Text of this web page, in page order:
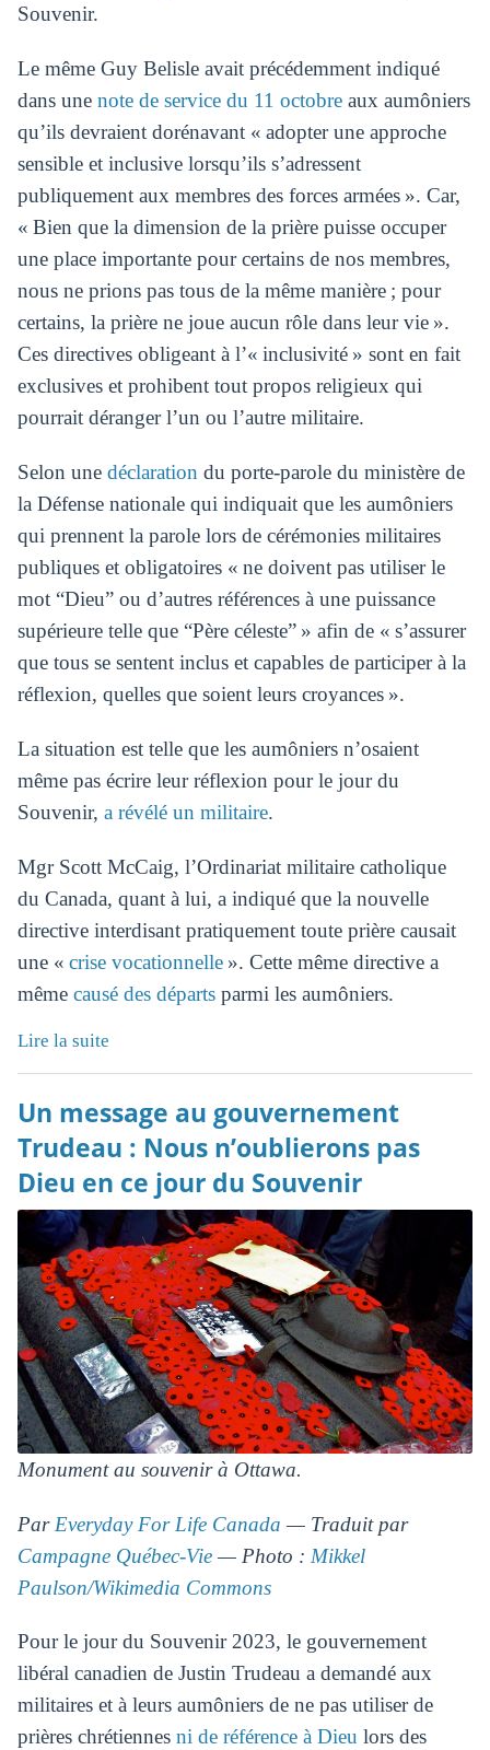
Souvenir.
Le même Guy Belisle avait précédemment indiqué
dans une note de service du 11 octobreaux aumôniers
qu’ils devraient dorénavant « adopter une approche
sensible et inclusive lorsqu’ils s’adressent
publiquement aux membres des forces armées ». Car,
« Bien que la dimension de la prière puisse occuper
une place importante pour certains de nos membres,
nous ne prions pas tous de la même manière ; pour
certains, la prière ne joue aucun rôle dans leur vie ».
Ces directives obligeant à l’« inclusivité » sont en fait
exclusives et prohibent tout propos religieux qui
pourrait déranger l’un ou l’autre militaire.
Selon une déclaration du porte-parole du ministère de
la Défense nationale qui indiquait que les aumôniers
qui prennent la parole lors de cérémonies militaires
publiques et obligatoires « ne doivent pas utiliser le
mot “Dieu” ou d’autres références à une puissance
supérieure telle que “Père céleste” » afin de « s’assurer
que tous se sentent inclus et capables de participer à la
réflexion, quelles que soient leurs croyances ».
La situation est telle que les aumôniers n’osaient
même pas écrire leur réflexion pour le jour du
Souvenir, a révélé un militaire.
Mgr Scott McCaig, l’Ordinariat militaire catholique
du Canada, quant à lui, a indiqué que la nouvelle
directive interdisant pratiquement toute prière causait
une « crise vocationnelle». Cette même directive a
même causé des départsparmi les aumôniers.
Lire la suite
Un message au gouvernement
Trudeau : Nous n’oublierons pas
Dieu en ce jour du Souvenir
Monument au souvenir à Ottawa.
ParEveryday For Life Canada — Traduit par
Campagne Québec-Vie— Photo : Mikkel
Paulson/Wikimedia Commons
Pour le jour du Souvenir 2023, le gouvernement
libéral canadien de Justin Trudeau a demandé aux
militaires et à leurs aumôniers de ne pas utiliser de
prières chrétiennes ni de référence à Dieu lors des